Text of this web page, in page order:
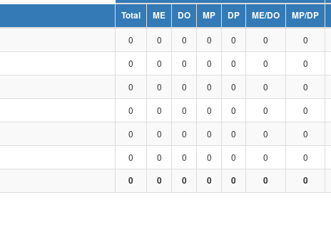
Total ME DO MP DP ME/DO MP/DP
0 0 0 0 0 0 0
0 0 0 0 0 0 0
0 0 0 0 0 0 0
0 0 0 0 0 0 0
0 0 0 0 0 0 0
0 0 0 0 0 0 0
0 0 0 0 0 0 0